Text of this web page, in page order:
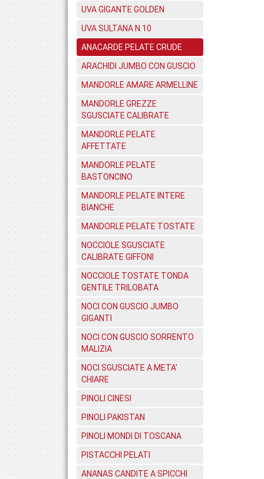
UVA GIGANTE GOLDEN
UVA SULTANA N.10
ANACARDE PELATE CRUDE
ARACHIDI JUMBO CON GUSCIO
MANDORLE AMARE ARMELLINE
MANDORLE GREZZE
SGUSCIATE CALIBRATE
MANDORLE PELATE
AFFETTATE
MANDORLE PELATE
BASTONCINO
MANDORLE PELATE INTERE
BIANCHE
MANDORLE PELATE TOSTATE
NOCCIOLE SGUSCIATE
CALIBRATE GIFFONI
NOCCIOLE TOSTATE TONDA
GENTILE TRILOBATA
NOCI CON GUSCIO JUMBO
GIGANTI
NOCI CON GUSCIO SORRENTO
MALIZIA
NOCI SGUSCIATE A META'
CHIARE
PINOLI CINESI
PINOLI PAKISTAN
PINOLI MONDI DI TOSCANA
PISTACCHI PELATI
ANANAS CANDITE A SPICCHI